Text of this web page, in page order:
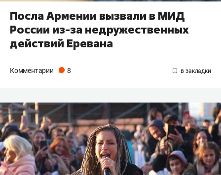
Посла Армении вызвали в МИД
России из-за недружественных
действий Еревана
Комментарии 8